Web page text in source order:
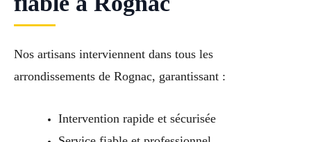
Nos artisans interviennent dans tous les
arrondissements de Rognac, garantissant :
Intervention rapide et sécurisée